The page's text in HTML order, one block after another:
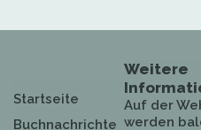
Startseite
Buchnachrichte
Weitere
Auf der
werden